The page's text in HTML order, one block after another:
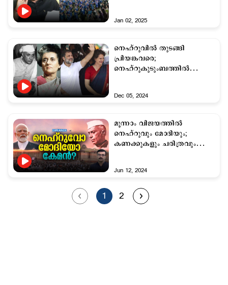
Jan 02, 2025
നെഹ്റുവില്‍ തുടങ്ങി
പ്രിയങ്കവരെ;
നെഹ്റുകുടുംബത്തില്‍
Dec 05, 2024
മൂന്നാം വിജയത്തില്‍
നെഹ്റുവും മോദിയും;
കണക്കുകളും ചരിത്രവും
Jun 12, 2024
1 2